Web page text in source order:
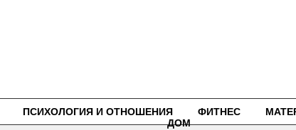
ПСИХОЛОГИЯ И ОТНОШЕНИЯ ФИТНЕС
ДОМ